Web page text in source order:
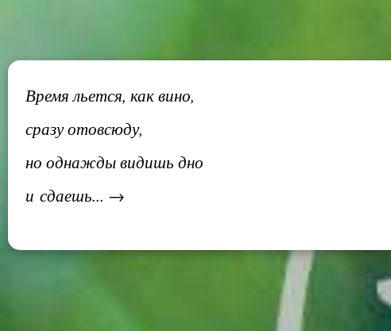
Время льется, как вино,
сразу отовсюду,
но однажды видишь дно
и сдаешь... →